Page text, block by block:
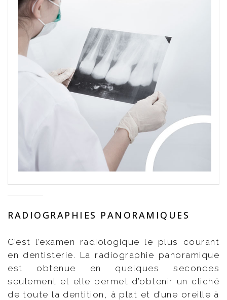
RADIOGRAPHIES PANORAMIQUES
C’est l’examen radiologique le plus courant
en dentisterie. La radiographie panoramique
est obtenue en quelques secondes
seulement et elle permet d’obtenir un cliché
de toute la dentition, à plat et d’une oreille à